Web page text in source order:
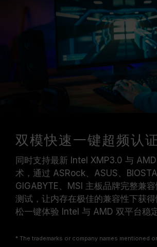
双模快速一键超频认
同时支持最新 Intel XMP3.0 与
术，通过 ASRock、ASUS、
GIGABYTE、MSI 主板品牌完整兼
测试，让内存在极佳的兼容性下获
松一键体验 Intel 与 AMD 双平台稳
* The trademarks or company names mentioned